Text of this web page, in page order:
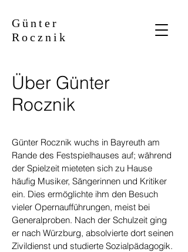
Günter
Rocznik
Über Günter
Rocznik
Günter Rocznik wuchs in Bayreuth am
Rande des Festspielhauses auf; während
der Spielzeit mieteten sich zu Hause
häufig Musiker, Sängerinnen und Kritiker
ein. Dies ermöglichte ihm den Besuch
vieler Opernaufführungen, meist bei
Generalproben. Nach der Schulzeit ging
er nach Würzburg, absolvierte dort seinen
Zivildienst und studierte Sozialpädagogik.